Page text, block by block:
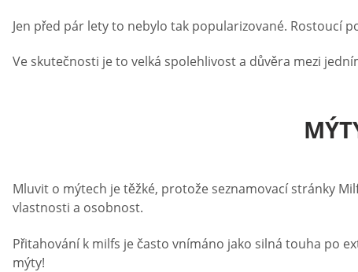
Jen před pár lety to nebylo tak popularizované. Rostoucí
Ve skutečnosti je to velká spolehlivost a důvěra mezi
Mluvit o mýtech je těžké, protože seznamovací stránky
vlastnosti a osobnost.
Přitahování k milfs je často vnímáno jako silná touha po
mýty!